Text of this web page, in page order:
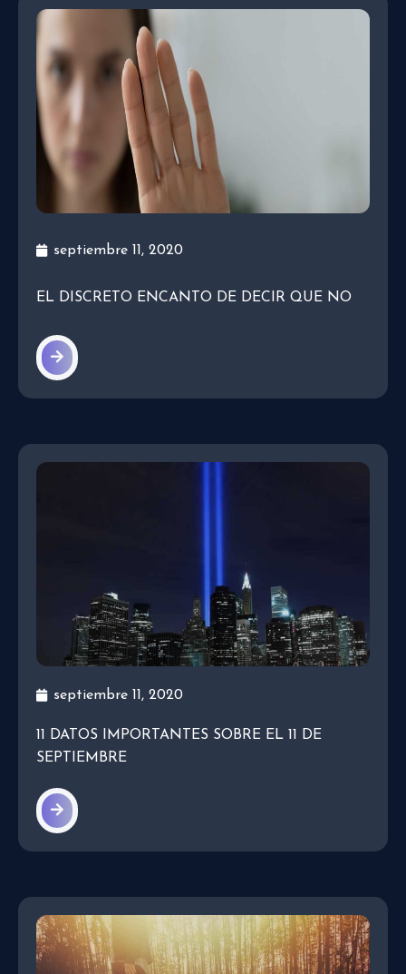
septiembre 11, 2020
EL DISCRETO ENCANTO DE DECIR QUE NO
septiembre 11, 2020
11 DATOS IMPORTANTES SOBRE EL 11 DE
SEPTIEMBRE